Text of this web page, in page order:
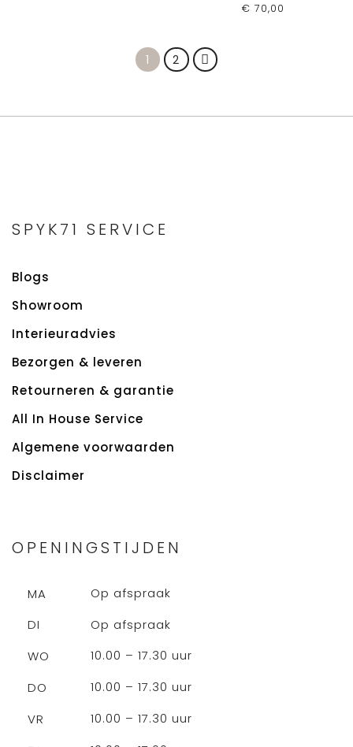
€ 70,00
1 2
SPYK71 SERVICE
Blogs
Showroom
Interieuradvies
Bezorgen & leveren
Retourneren & garantie
All In House Service
Algemene voorwaarden
Disclaimer
OPENINGSTIJDEN
MA
Op afspraak
DI
Op afspraak
WO
10.00 – 17.30 uur
DO
10.00 – 17.30 uur
VR
10.00 – 17.30 uur